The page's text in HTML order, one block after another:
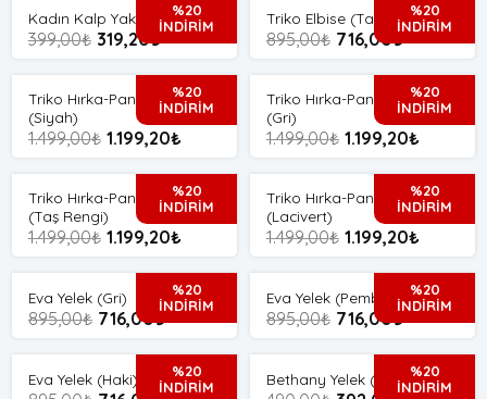
%20
İNDİRİM
Kadın Kalp Yaka Bodysuit
399,00₺ 319,20₺
%20
İNDİRİM
Triko Elbise (Taş Rengi)
895,00₺ 716,00₺
%20
İNDİRİM
Triko Hırka-Pantolon Takım
(Siyah)
1.499,00₺ 1.199,20₺
%20
İNDİRİM
Triko Hırka-Pantolon Takım
(Gri)
1.499,00₺ 1.199,20₺
%20
İNDİRİM
Triko Hırka-Pantolon Takım
(Taş Rengi)
1.499,00₺ 1.199,20₺
%20
İNDİRİM
Triko Hırka-Pantolon Takım
(Lacivert)
1.499,00₺ 1.199,20₺
%20
İNDİRİM
Eva Yelek (Gri)
895,00₺ 716,00₺
%20
İNDİRİM
Eva Yelek (Pembe)
895,00₺ 716,00₺
%20
İNDİRİM
Eva Yelek (Haki)
%20
İNDİRİM
Bethany Yelek (Füme)